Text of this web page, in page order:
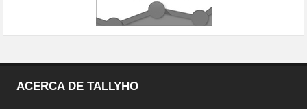
ACERCA DE TALLYHO